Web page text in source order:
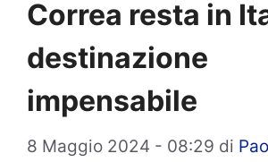
Correa resta in
destinazione
impensabile
8 Maggio 2024 - 08:29 di